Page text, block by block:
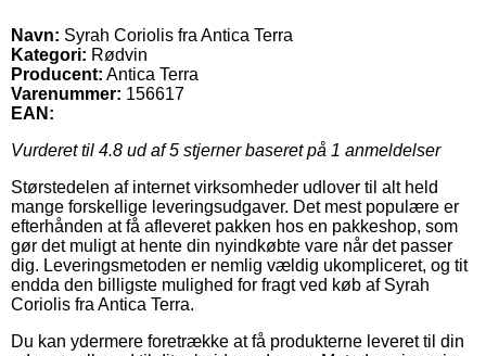
Navn: Syrah Coriolis fra Antica Terra
Kategori: Rødvin
Producent: Antica Terra
Varenummer: 156617
EAN:
Vurderet til 4.8 ud af 5 stjerner baseret på 1 anmeldelser
Størstedelen af internet virksomheder udlover til alt held
mange forskellige leveringsudgaver. Det mest populære er
efterhånden at få afleveret pakken hos en pakkeshop, som
gør det muligt at hente din nyindkøbte vare når det passer
dig. Leveringsmetoden er nemlig vældig ukompliceret, og tit
endda den billigste mulighed for fragt ved køb af Syrah
Coriolis fra Antica Terra.
Du kan ydermere foretrække at få produkterne leveret til din